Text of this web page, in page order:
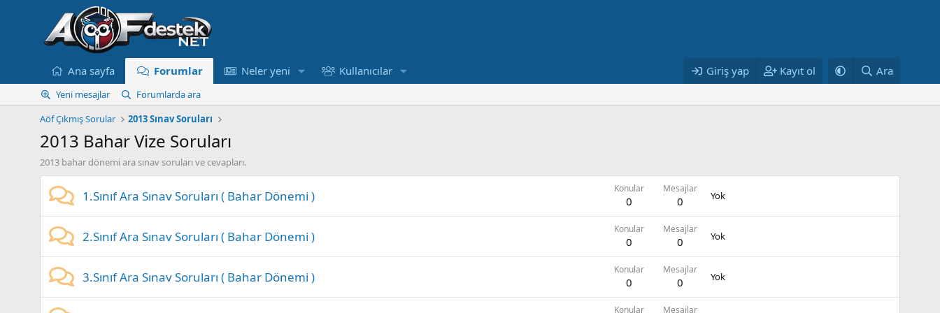
Ana sayfa Forumlar Neler yeni Kullanıcılar Giriş yap Kayıt ol Ara
Yeni mesajlar
Forumlarda ara
Aöf Çıkmış Sorular
2013 Sınav Soruları
2013 Bahar Vize Soruları
2013 bahar dönemi ara sınav soruları ve cevapları.
1.Sınıf Ara Sınav Soruları ( Bahar Dönemi ) Konular
0
Mesajlar
0 Yok
2.Sınıf Ara Sınav Soruları ( Bahar Dönemi ) Konular
0
Mesajlar
0 Yok
3.Sınıf Ara Sınav Soruları ( Bahar Dönemi ) Konular
0
Mesajlar
0 Yok
Konular Mesajlar